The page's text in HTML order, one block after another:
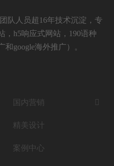
队人员超16年技术沉淀，专
，h5响应式网站，190语种
google海外推广）。
国内营销 
精美设计
案例中心